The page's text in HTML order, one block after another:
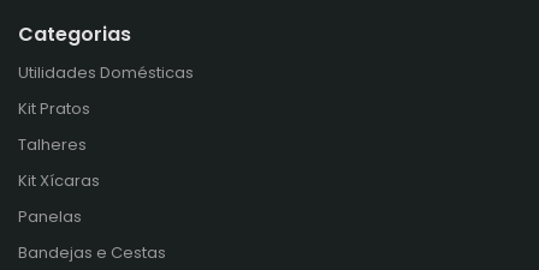
Categorias
Utilidades Domésticas
Kit Pratos
Talheres
Kit Xícaras
Panelas
Bandejas e Cestas